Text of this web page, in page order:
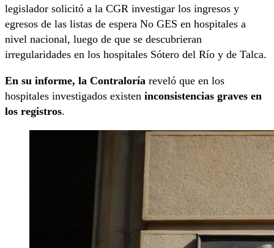
legislador solicitó a la CGR investigar los ingresos y
egresos de las listas de espera No GES en hospitales a
nivel nacional, luego de que se descubrieran
irregularidades en los hospitales Sótero del Río y de Talca.
En su informe, la Contraloría reveló que en los
hospitales investigados existen inconsistencias graves en
los registros.